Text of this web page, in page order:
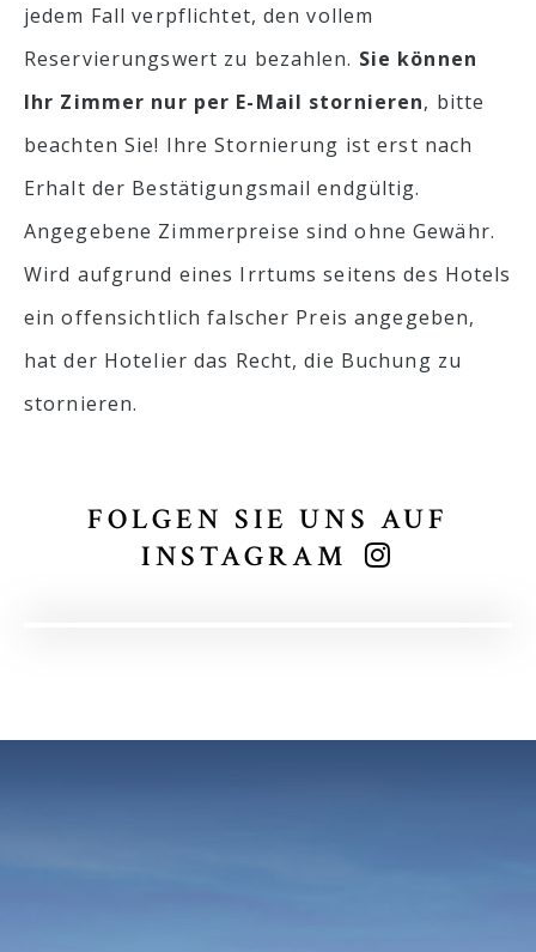
jedem Fall verpflichtet, den vollem
Reservierungswert zu bezahlen. Sie können
Ihr Zimmer nur per E-Mail stornieren, bitte
beachten Sie! Ihre Stornierung ist erst nach
Erhalt der Bestätigungsmail endgültig.
Angegebene Zimmerpreise sind ohne Gewähr.
Wird aufgrund eines Irrtums seitens des Hotels
ein offensichtlich falscher Preis angegeben,
hat der Hotelier das Recht, die Buchung zu
stornieren.
FOLGEN SIE UNS AUF
INSTAGRAM